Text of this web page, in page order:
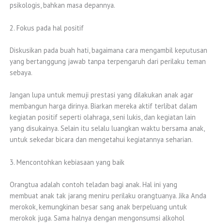
psikologis, bahkan masa depannya.
2. Fokus pada hal positif
Diskusikan pada buah hati, bagaimana cara mengambil keputusan
yang bertanggung jawab tanpa terpengaruh dari perilaku teman
sebaya.
Jangan lupa untuk memuji prestasi yang dilakukan anak agar
membangun harga dirinya. Biarkan mereka aktif terlibat dalam
kegiatan positif seperti olahraga, seni lukis, dan kegiatan lain
yang disukainya. Selain itu selalu luangkan waktu bersama anak,
untuk sekedar bicara dan mengetahui kegiatannya seharian.
3. Mencontohkan kebiasaan yang baik
Orangtua adalah contoh teladan bagi anak. Hal ini yang
membuat anak tak jarang meniru perilaku orangtuanya. Jika Anda
merokok, kemungkinan besar sang anak berpeluang untuk
merokok juga. Sama halnya dengan mengonsumsi alkohol